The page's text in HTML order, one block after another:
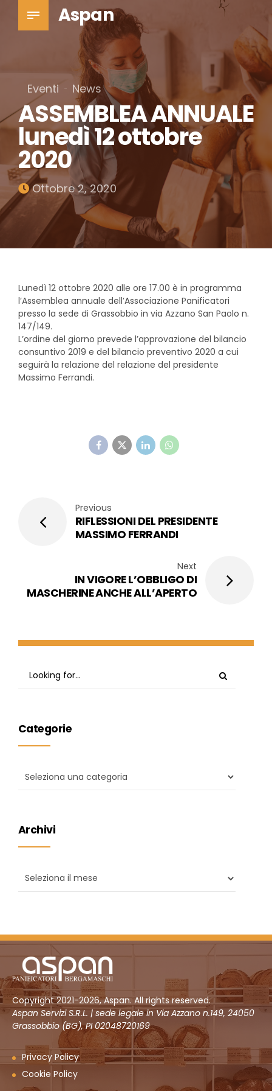
Aspan
Eventi News
ASSEMBLEA ANNUALE
lunedì 12 ottobre
2020
Ottobre 2, 2020
Lunedì 12 ottobre 2020 alle ore 17.00 è in programma
l’Assemblea annuale dell’Associazione Panificatori
presso la sede di Grassobbio in via Azzano San Paolo n.
147/149.
L’ordine del giorno prevede l’approvazione del bilancio
consuntivo 2019 e del bilancio preventivo 2020 a cui
seguirà la relazione del relazione del presidente
Massimo Ferrandi.
Previous
RIFLESSIONI DEL PRESIDENTE
MASSIMO FERRANDI
Next
IN VIGORE L’OBBLIGO DI
MASCHERINE ANCHE ALL’APERTO
Categorie
Archivi
Copyright 2021-2026, Aspan. All rights reserved.
Aspan Servizi S.R.L. | sede legale in Via Azzano n.149, 24050
Grassobbio (BG), PI 02048720169
Privacy Policy
Cookie Policy